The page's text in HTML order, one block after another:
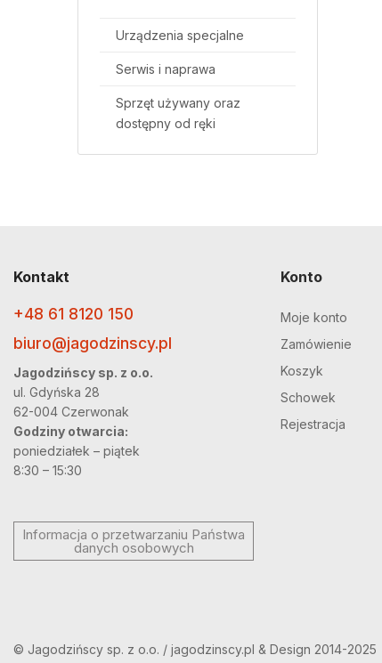
Urządzenia specjalne
Serwis i naprawa
Sprzęt używany oraz
dostępny od ręki
Kontakt
+48 61 8120 150
biuro@jagodzinscy.pl
Jagodzińscy sp. z o.o.
ul. Gdyńska 28
62-004 Czerwonak
Godziny otwarcia:
poniedziałek – piątek
8:30 – 15:30
Konto
Moje konto
Zamówienie
Koszyk
Schowek
Rejestracja
Informacja o przetwarzaniu Państwa
danych osobowych
© Jagodzińscy sp. z o.o. / jagodzinscy.pl & Design 2014-2025